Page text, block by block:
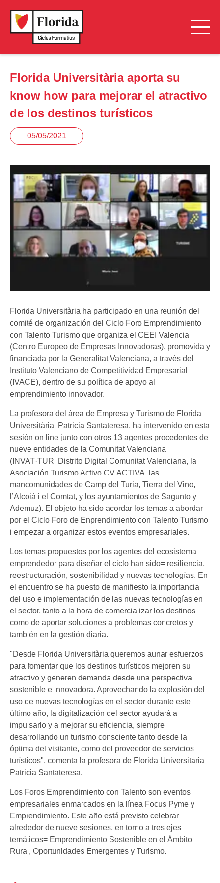
Florida Universitària aporta su
know how para mejorar el atractivo
de los destinos turísticos
05/05/2021
Florida Universitària ha participado en una reunión del
comité de organización del Ciclo Foro Emprendimiento
con Talento Turismo que organiza el CEEI Valencia
(Centro Europeo de Empresas Innovadoras), promovida y
financiada por la Generalitat Valenciana, a través del
Instituto Valenciano de Competitividad Empresarial
(IVACE), dentro de su política de apoyo al
emprendimiento innovador.
La profesora del área de Empresa y Turismo de Florida
Universitària, Patricia Santateresa, ha intervenido en esta
sesión on line junto con otros 13 agentes procedentes de
nueve entidades de la Comunitat Valenciana
(INVAT·TUR, Distrito Digital Comunitat Valenciana, la
Asociación Turismo Activo CV ACTIVA, las
mancomunidades de Camp del Turia, Tierra del Vino,
l’Alcoià i el Comtat, y los ayuntamientos de Sagunto y
Ademuz). El objeto ha sido acordar los temas a abordar
por el Ciclo Foro de Enprendimiento con Talento Turismo
i empezar a organizar estos eventos empresariales.
Los temas propuestos por los agentes del ecosistema
emprendedor para diseñar el ciclo han sido= resiliencia,
reestructuración, sostenibilidad y nuevas tecnologías. En
el encuentro se ha puesto de manifiesto la importancia
del uso e implementación de las nuevas tecnologías en
el sector, tanto a la hora de comercializar los destinos
como de aportar soluciones a problemas concretos y
también en la gestión diaria.
"Desde Florida Universitària queremos aunar esfuerzos
para fomentar que los destinos turísticos mejoren su
atractivo y generen demanda desde una perspectiva
sostenible e innovadora. Aprovechando la explosión del
uso de nuevas tecnologías en el sector durante este
último año, la digitalización del sector ayudará a
impulsarlo y a mejorar su eficiencia, siempre
desarrollando un turismo consciente tanto desde la
óptima del visitante, como del proveedor de servicios
turísticos", comenta la profesora de Florida Universitària
Patricia Santateresa.
Los Foros Emprendimiento con Talento son eventos
empresariales enmarcados en la línea Focus Pyme y
Emprendimiento. Este año está previsto celebrar
alrededor de nueve sesiones, en torno a tres ejes
temáticos= Emprendimiento Sostenible en el Ámbito
Rural, Oportunidades Emergentes y Turismo.